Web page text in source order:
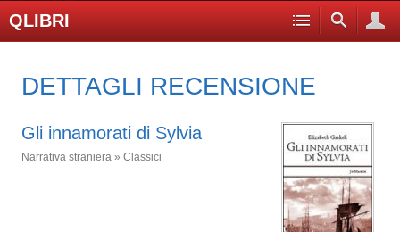
QLIBRI
DETTAGLI RECENSIONE
Gli innamorati di Sylvia
Narrativa straniera » Classici